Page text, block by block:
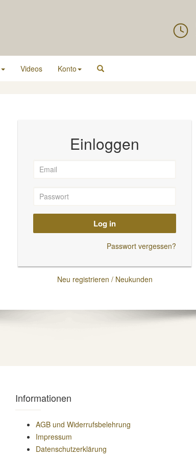
Videos Konto
Einloggen
Log in
Passwort vergessen?
Neu registrieren / Neukunden
Informationen
AGB und Widerrufsbelehrung
Impressum
Datenschutzerklärung